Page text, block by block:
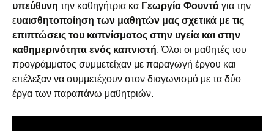
υπεύθυνη την καθηγήτρια κα Γεωργία Φουντά για την
ευαισθητοποίηση των μαθητών μας σχετικά με τις
επιπτώσεις του καπνίσματος στην υγεία και στην
καθημερινότητα ενός καπνιστή. Όλοι οι μαθητές του
προγράμματος συμμετείχαν με παραγωγή έργου και
επέλεξαν να συμμετέχουν στον διαγωνισμό με τα δύο
έργα των παραπάνω μαθητριών.